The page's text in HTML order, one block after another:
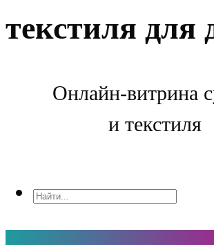
текстиля для
Онлайн-витрина
и текстиля